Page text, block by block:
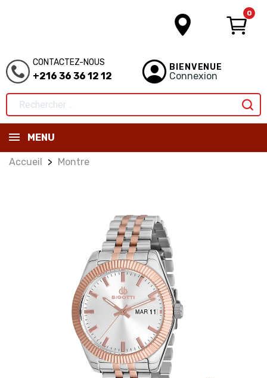
0
CONTACTEZ-NOUS
+216 36 36 12 12
BIENVENUE
Connexion
MENU
Accueil Montre